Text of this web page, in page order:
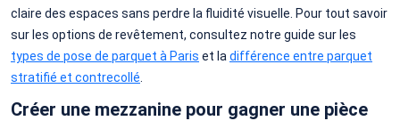
claire des espaces sans perdre la fluidité visuelle. Pour tout savoir
sur les options de revêtement, consultez notre guide sur les
types de pose de parquet à Paris et la différence entre parquet
stratifié et contrecollé
Créer une mezzanine pour gagner une pièce